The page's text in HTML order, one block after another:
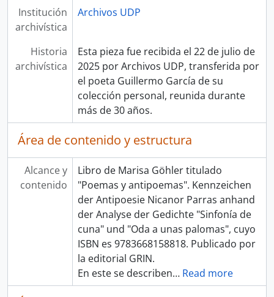
Institución
archivística
Archivos UDP
Historia
archivística
Esta pieza fue recibida el 22 de julio de
2025 por Archivos UDP, transferida por
el poeta Guillermo García de su
colección personal, reunida durante
más de 30 años.
Área de contenido y estructura
Alcance y
contenido
Libro de Marisa Göhler titulado
"Poemas y antipoemas". Kennzeichen
der Antipoesie Nicanor Parras anhand
der Analyse der Gedichte "Sinfonía de
cuna" und "Oda a unas palomas", cuyo
ISBN es 9783668158818. Publicado por
la editorial GRIN.
En este se describen… Read more